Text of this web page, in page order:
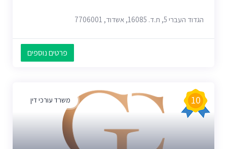
הגדוד העברי 5, ת.ד. 16085, אשדוד, 7706001
פרטים נוספים
משרד עורכי דין 10